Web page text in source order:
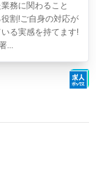
務に関わること
割!ご自身の対応が
る実感を持てます!
...